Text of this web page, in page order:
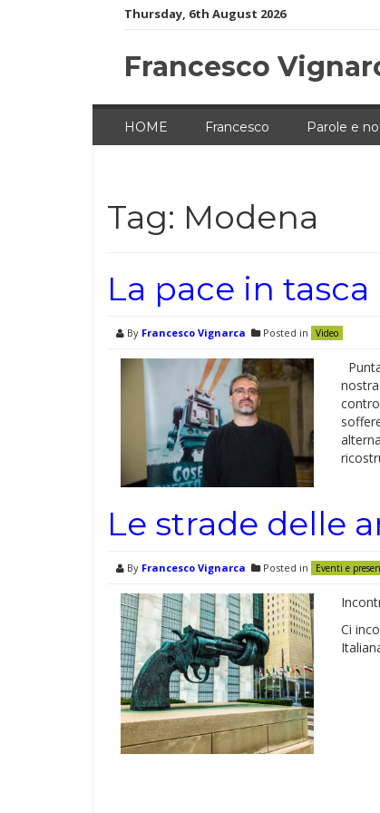
Thursday, 6th August 2026
Francesco
HOME Francesco Parole e
Tag: Modena
La pace in tasca
By Francesco Vignarca Posted in Video
Le strade delle
By Francesco Vignarca Posted in Eventi e
Ci